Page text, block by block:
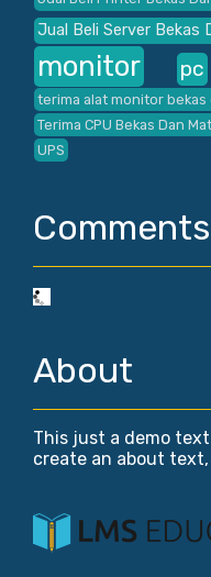
Jual Beli Server Bekas
monitor pc
terima alat monitor bekas
Terima CPU Bekas Dan
UPS
Comments
About
This just a demo
create an about